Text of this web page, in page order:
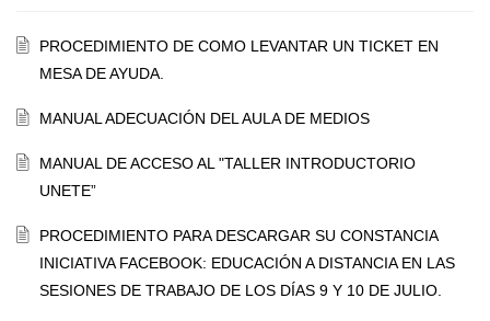
PROCEDIMIENTO DE COMO LEVANTAR UN TICKET EN
MESA DE AYUDA.
MANUAL ADECUACIÓN DEL AULA DE MEDIOS
MANUAL DE ACCESO AL "TALLER INTRODUCTORIO
UNETE”
PROCEDIMIENTO PARA DESCARGAR SU CONSTANCIA
INICIATIVA FACEBOOK: EDUCACIÓN A DISTANCIA EN LAS
SESIONES DE TRABAJO DE LOS DÍAS 9 Y 10 DE JULIO.